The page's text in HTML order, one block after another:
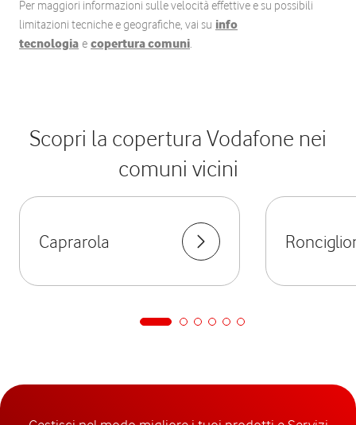
Per maggiori informazioni sulle velocità effettive e su possibili
limitazioni tecniche e geografiche, vai su info
tecnologia e copertura comuni.
Scopri la copertura Vodafone nei
comuni vicini
Caprarola